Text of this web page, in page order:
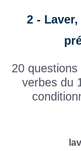
2 -
20
verbes du